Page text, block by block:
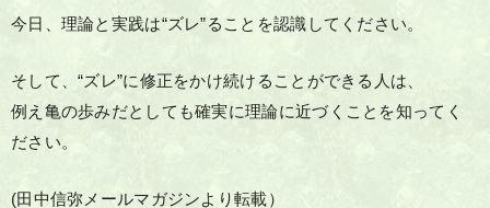
今日、理論と実践は“ズレ”ることを認識してください。
そして、“ズレ”に修正をかけ続けることができる人は、
例え亀の歩みだとしても確実に理論に近づくことを知ってく
ださい。
(田中信弥メールマガジンより転載）